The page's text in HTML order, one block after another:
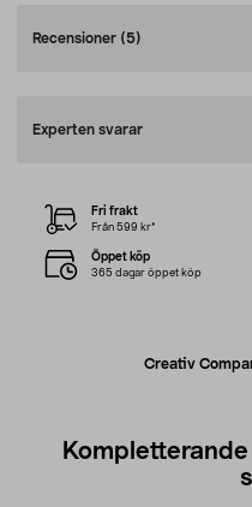
Recensioner (5)
Experten svarar
Creativ
Fri frakt
Från 599 kr*
Öppet köp
365 dagar öppet köp